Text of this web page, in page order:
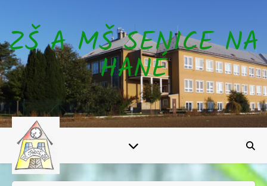
ZŠ A MŠ SENICE NA
HANÉ